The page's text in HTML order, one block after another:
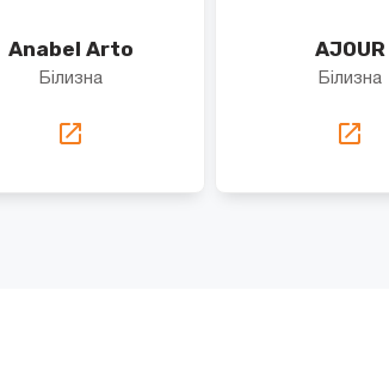
Anabel Arto
Білизна
AJOUR
Білизна